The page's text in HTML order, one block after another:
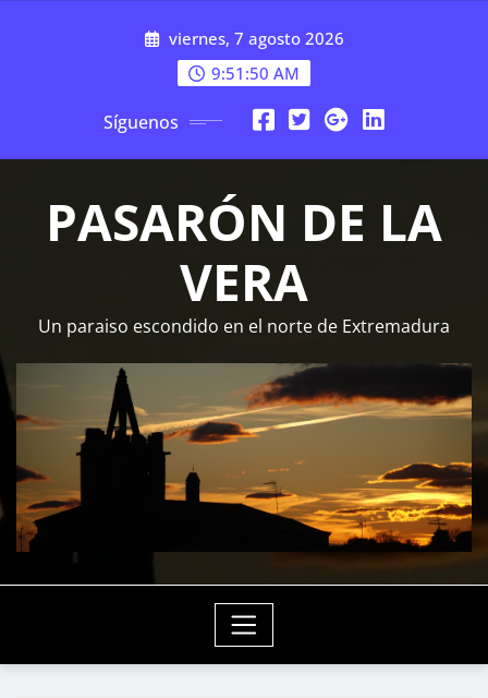
viernes, 7 agosto 2026
9:51:51 AM
Síguenos
PASARÓN DE LA
VERA
Un paraiso escondido en el norte de Extremadura